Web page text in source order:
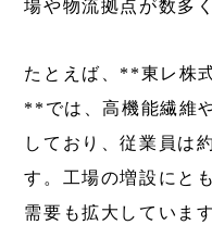
場や物流拠点が数多
たとえば、**東レ株
**では、高機能繊維
しており、従業員は
す。工場の増設にと
需要も拡大しています